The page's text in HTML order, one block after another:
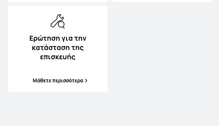
Ερώτηση για την
κατάσταση της
επισκευής
Μάθετε περισσότερα